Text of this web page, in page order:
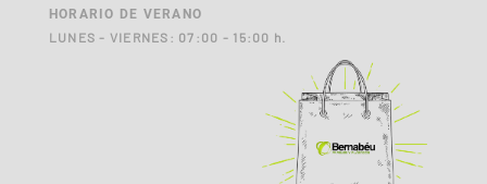
HORARIO DE VERANO
LUNES - VIERNES: 07:00 - 15:00 h.